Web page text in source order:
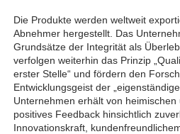
Die Produkte werden weltweit
Abnehmer hergestellt. Das
Grundsätze der Integrität als
verfolgen weiterhin das Prinzip
erster Stelle“ und fördern den
Entwicklungsgeist der
Unternehmen erhält von
positives Feedback hinsichtlich
Innovationskraft,